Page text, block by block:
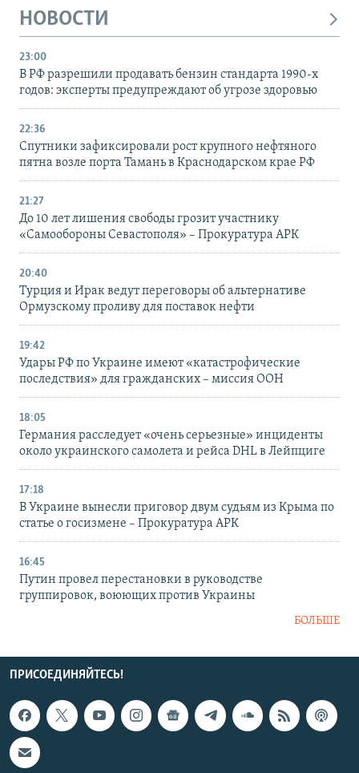
НОВОСТИ
23:00
В РФ разрешили продавать бензин стандарта 1990-х
годов: эксперты предупреждают об угрозе здоровью
22:36
Спутники зафиксировали рост крупного нефтяного
пятна возле порта Тамань в Краснодарском крае РФ
21:27
До 10 лет лишения свободы грозит участнику
«Самообороны Севастополя» – Прокуратура АРК
20:40
Турция и Ирак ведут переговоры об альтернативе
Ормузскому проливу для поставок нефти
19:42
Удары РФ по Украине имеют «катастрофические
последствия» для гражданских – миссия ООН
18:05
Германия расследует «очень серьезные» инциденты
около украинского самолета и рейса DHL в Лейпциге
17:18
В Украине вынесли приговор двум судьям из Крыма по
статье о госизмене – Прокуратура АРК
16:45
Путин провел перестановки в руководстве
группировок, воюющих против Украины
БОЛЬШЕ
ПРИСОЕДИНЯЙТЕСЬ!